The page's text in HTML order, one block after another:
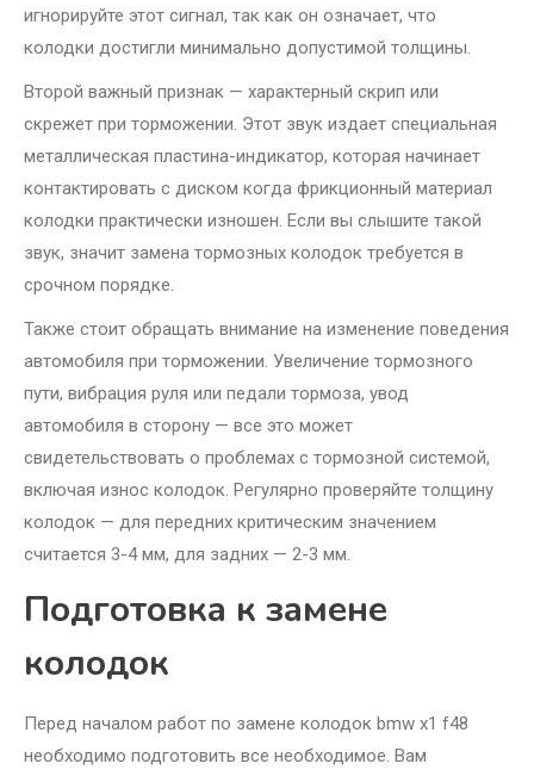
игнорируйте этот сигнал, так как он означает, что
колодки достигли минимально допустимой толщины.
Второй важный признак — характерный скрип или
скрежет при торможении. Этот звук издает специальная
металлическая пластина-индикатор, которая начинает
контактировать с диском когда фрикционный материал
колодки практически изношен. Если вы слышите такой
звук, значит замена тормозных колодок требуется в
срочном порядке.
Также стоит обращать внимание на изменение поведения
автомобиля при торможении. Увеличение тормозного
пути, вибрация руля или педали тормоза, увод
автомобиля в сторону — все это может
свидетельствовать о проблемах с тормозной системой,
включая износ колодок. Регулярно проверяйте толщину
колодок — для передних критическим значением
считается 3-4 мм, для задних — 2-3 мм.
Подготовка к замене
колодок
Перед началом работ по замене колодок bmw x1 f48
необходимо подготовить все необходимое. Вам